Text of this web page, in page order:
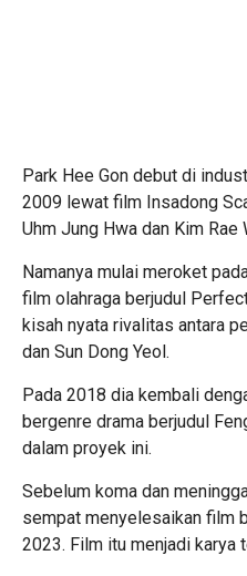
Park Hee Gon debut di
2009 lewat film Insadong
Uhm Jung Hwa dan Kim Rae
Namanya mulai meroket
film olahraga berjudul
kisah nyata rivalitas antara
dan Sun Dong Yeol.
Pada 2018 dia kembali
bergenre drama berjudul
dalam proyek ini.
Sebelum koma dan
sempat menyelesaikan film
2023. Film itu menjadi karya